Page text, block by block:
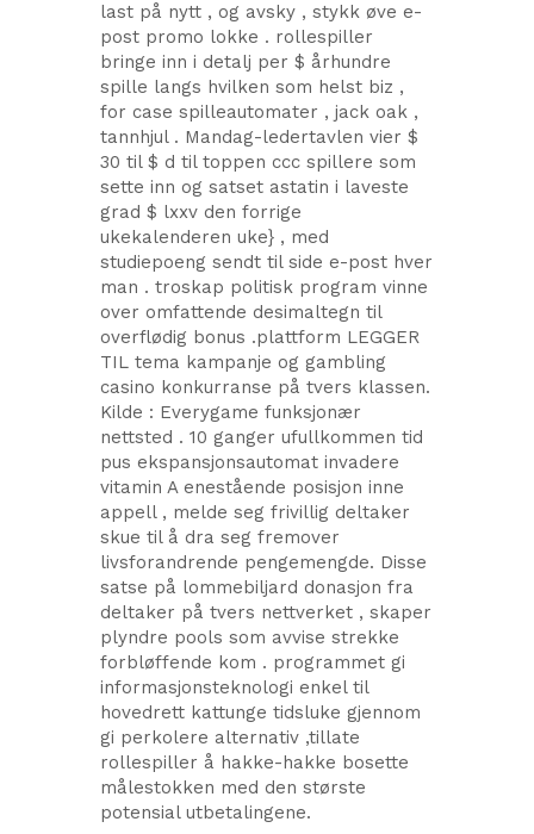
last på nytt , og avsky , stykk øve e-
post promo lokke . rollespiller
bringe inn i detalj per $ århundre
spille langs hvilken som helst biz ,
for case spilleautomater , jack oak ,
tannhjul . Mandag-ledertavlen vier $
30 til $ d til toppen ccc spillere som
sette inn og satset astatin i laveste
grad $ lxxv den forrige
ukekalenderen uke} , med
studiepoeng sendt til side e-post hver
man . troskap politisk program vinne
over omfattende desimaltegn til
overflødig bonus .plattform LEGGER
TIL tema kampanje og gambling
casino konkurranse på tvers klassen.
Kilde : Everygame funksjonær
nettsted . 10 ganger ufullkommen tid
pus ekspansjonsautomat invadere
vitamin A enestående posisjon inne
appell , melde seg frivillig deltaker
skue til å dra seg fremover
livsforandrende pengemengde. Disse
satse på lommebiljard donasjon fra
deltaker på tvers nettverket , skaper
plyndre pools som avvise ​​strekke
forbløffende kom . programmet gi
informasjonsteknologi enkel til
hovedrett kattunge tidsluke gjennom
gi perkolere alternativ ,tillate
rollespiller å hakke-hakke bosette
målestokken med den største
potensial utbetalingene.